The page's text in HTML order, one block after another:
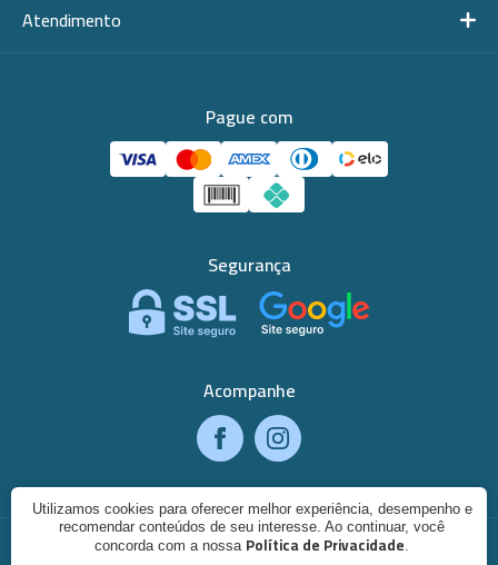
Atendimento
Pague com
Segurança
Acompanhe
© 2003 - 2026. Qualividros. CNPJ: 06.003.551/0001-95. Todos os
direitos reservados.
Utilizamos cookies para oferecer melhor experiência, desempenho e
recomendar conteúdos de seu interesse. Ao continuar, você
concorda com a nossa Política de Privacidade.